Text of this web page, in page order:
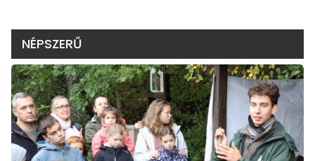
NÉPSZERŰ